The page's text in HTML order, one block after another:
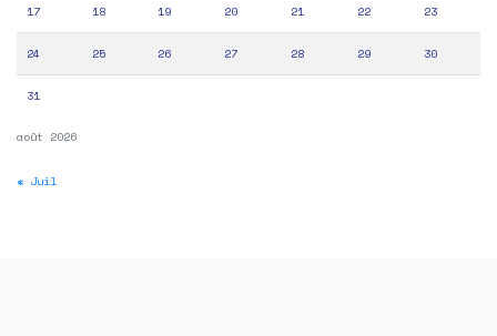
août 2026
17 18 19 20 21 22 23
24 25 26 27 28 29 30
31
« Juil